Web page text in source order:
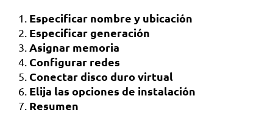
Especificar nombre y ubicación
Especificar generación
Asignar memoria
Configurar redes
Conectar disco duro virtual
Elija las opciones de instalación
Resumen